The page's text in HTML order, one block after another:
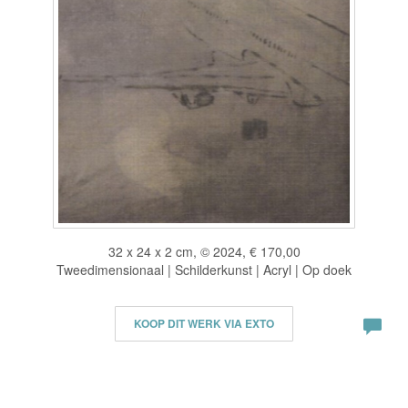
32 x 24 x 2 cm, © 2024, € 170,00
Tweedimensionaal | Schilderkunst | Acryl | Op doek
KOOP DIT WERK VIA EXTO